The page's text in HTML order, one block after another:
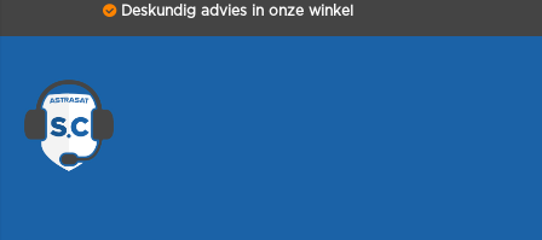
Deskundig advies in onze winkel